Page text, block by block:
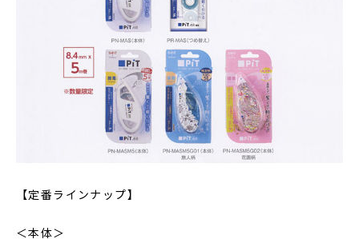
【定番ラインナップ】
＜本体＞